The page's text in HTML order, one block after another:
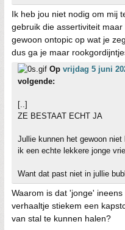
Ik heb jou niet nodig om mij
gebruik die assertiviteit
gewoon ontopic op wat je
dus ga je maar
Op vrijdag 5 juni
volgende:
[..]
ZE BESTAAT ECHT JA
Jullie kunnen het gewoon
ik een echte lekkere jonge
Want dat past niet in jullie
Waarom is dat 'jonge'
verhaaltje stiekem een
van stal te kunnen halen?